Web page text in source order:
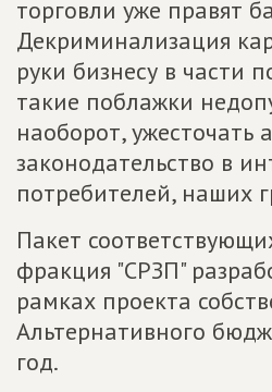
торговли уже правят
Декриминализация
руки бизнесу в части
такие поблажки
наоборот, ужесточать
законодательство в
потребителей, наших
Пакет
фракция "СРЗП"
рамках проекта
Альтернативного
год.